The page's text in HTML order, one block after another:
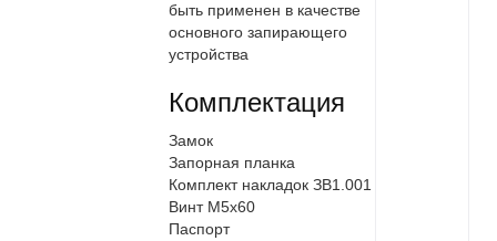
быть применен в качестве
основного запирающего
устройства
Комплектация
Замок
Запорная планка
Комплект накладок ЗВ1.001
Винт М5х60
Паспорт